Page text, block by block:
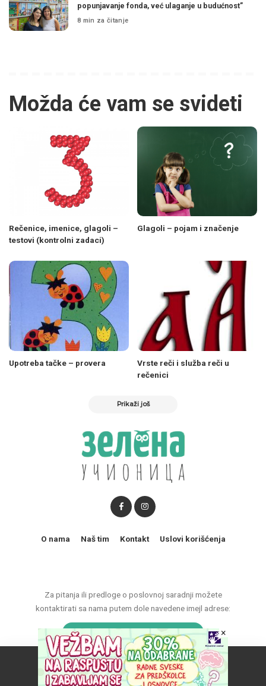
popunjavanje fonda, već ulaganje u budućnost”
8 min za čitanje
Možda će vam se svideti
Rečenice, imenice, glagoli –
testovi (kontrolni zadaci)
Glagoli – pojam i značenje
Upotreba tačke – provera
Vrste reči i služba reči u
rečenici
Prikaži još
Za pitanja ili predloge o poslovnoj saradnji možete
kontaktirati sa nama putem dole navedene imejl adrese:
marketing@zelenaucionica.com
O nama Naš tim Kontakt Uslovi korišćenja
© 2011-2024 Copyright by Zelena učionica. All Rights reserved.
Naš vebsajt koristi kolačiće da poboljša vaše iskustvo.
Prihvatam
×